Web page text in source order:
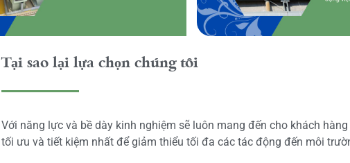
Tại sao lại lựa chọn chúng tôi
Với năng lực và bề dày kinh nghiệm sẽ luôn mang đến cho khách
tối ưu và tiết kiệm nhất để giảm thiểu tối đa các tác động đến môi